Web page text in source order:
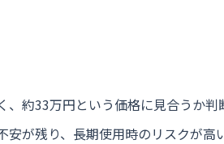
約33万円という価格に見合うか判
が残り、長期使用時のリスクが高